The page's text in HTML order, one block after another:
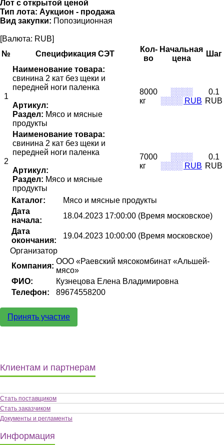
Лот с открытой ценой
Тип лота: Аукцион - продажа
Вид закупки: Попозиционная
[Валюта: RUB]
№
Спецификация СЭТ
Кол-
во
Начальная
цена
Шаг
1
Наименование товара:
свинина 2 кат без щеки и
передней ноги паленка
Артикул:
Раздел: Мясо и мясные
продукты
8000
кг
░░░░
░░░░ RUB
0.1
RUB
2
Наименование товара:
свинина 2 кат без щеки и
передней ноги паленка
Артикул:
Раздел: Мясо и мясные
продукты
7000
кг
░░░░
░░░░ RUB
0.1
RUB
Каталог:
Мясо и мясные продукты
Дата
начала:
18.04.2023 17:00:00 (Время московское)
Дата
окончания:
19.04.2023 10:00:00 (Время московское)
Организатор
Компания:
ООО «Раевский мясокомбинат «Альшей-
мясо»
ФИО:
Кузнецова Елена Владимировна
Телефон:
89674558200
Принять участие
Клиентам и партнерам
Стать поставщиком
Стать заказчиком
Документы и регламенты
Информация